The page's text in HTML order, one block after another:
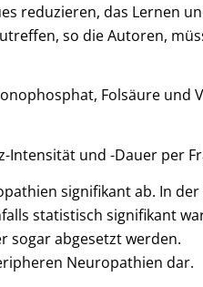
reduzieren, das Lernen
so die Autoren,
Folsäure und
Intensität und -Dauer per
signifikant ab. In
statistisch signifikant
sogar abgesetzt werden.
Neuropathien dar.